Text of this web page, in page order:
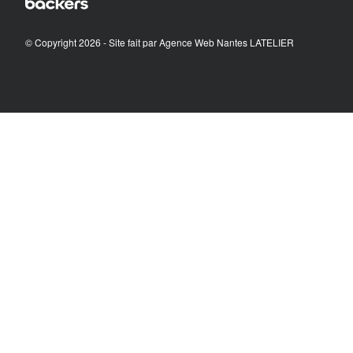
© Copyright 2026 - Site fait parAgence Web Nantes LATELIER